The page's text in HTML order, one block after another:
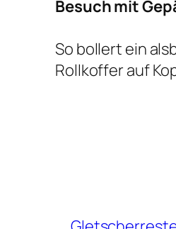
Besuch mit
So bollert ein
Rollkoffer auf